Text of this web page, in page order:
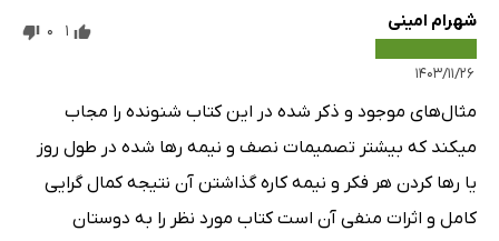
شهرام امینی
۱۴۰۳/۱۱/۲۶
1
0
مثال‌های موجود و ذکر شده در این کتاب شنونده را مجاب
میکند که بیشتر تصمیمات نصف و نیمه رها شده در طول روز
یا رها کردن هر فکر و نیمه کاره گذاشتن آن نتیجه کمال گرایی
کامل و اثرات منفی آن است کتاب مورد نظر را به دوستان